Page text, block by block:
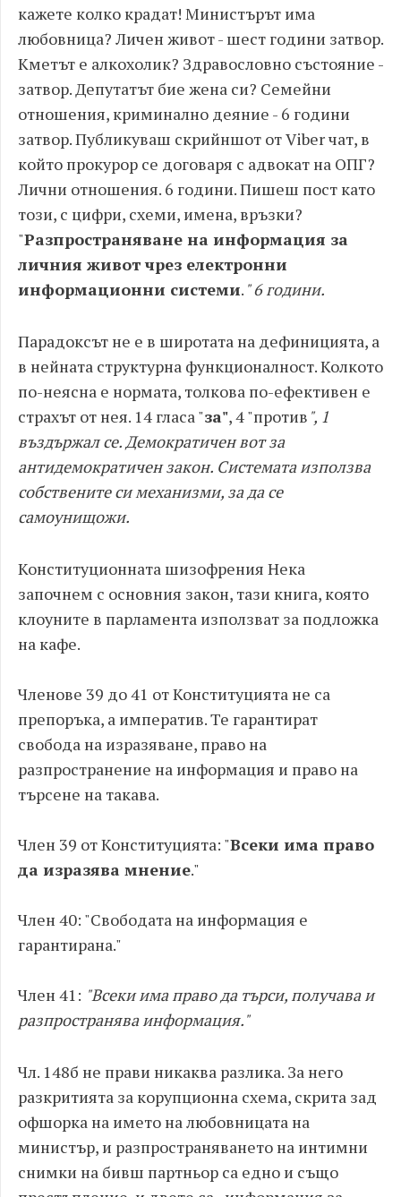
кажете колко крадат! Министърът има
любовница? Личен живот - шест години затвор.
Кметът е алкохолик? Здравословно състояние -
затвор. Депутатът бие жена си? Семейни
отношения, криминално деяние - 6 години
затвор. Публикуваш скрийншот от Viber чат, в
който прокурор се договаря с адвокат на ОПГ?
Лични отношения. 6 години. Пишеш пост като
този, с цифри, схеми, имена, връзки?
"Разпространяване на информация за
личния живот чрез електронни
информационни системи. " 6 години.
Парадоксът не е в широтата на дефиницията, а
в нейната структурна функционалност. Колкото
по-неясна е нормата, толкова по-ефективен е
страхът от нея. 14 гласа "за", 4 "против ", 1
въздържал се. Демократичен вот за
антидемократичен закон. Системата използва
собствените си механизми, за да се
самоунищожи.
Конституционната шизофрения Нека
започнем с основния закон, тази книга, която
клоуните в парламента използват за подложка
на кафе.
Членове 39 до 41 от Конституцията не са
препоръка, а императив. Те гарантират
свобода на изразяване, право на
разпространение на информация и право на
търсене на такава.
Член 39 от Конституцията: "Всеки има право
да изразява мнение."
Член 40: "Свободата на информация е
гарантирана."
Член 41: "Всеки има право да търси, получава и
разпространява информация."
Чл. 148б не прави никаква разлика. За него
разкритията за корупционна схема, скрита зад
офшорка на името на любовницата на
министър, и разпространяването на интимни
снимки на бивш партньор са едно и също